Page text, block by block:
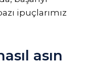
ipuçlarımız
asın